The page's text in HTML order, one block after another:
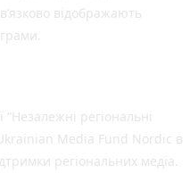
відображають
регіональні
Media Fund Nordic в
регіональних медіа.